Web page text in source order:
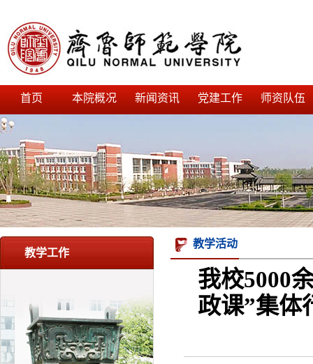
首页 本院概况 新闻资讯 党建工作 师资队伍
教学工作
教学活动
我校5000
政课”集